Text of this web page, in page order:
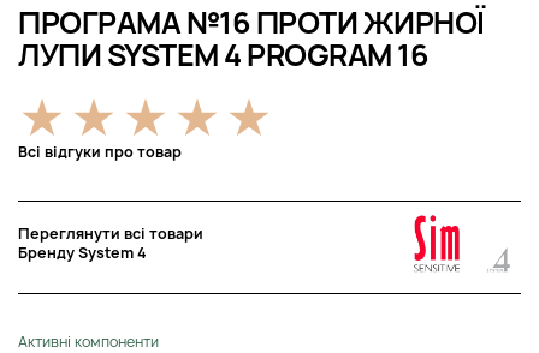
ПРОГРАМА №16 ПРОТИ ЖИРНОЇ
ЛУПИ SYSTEM 4 PROGRAM 16
Всі відгуки про товар
Переглянути всі товари
Бренду System 4
Активні компоненти